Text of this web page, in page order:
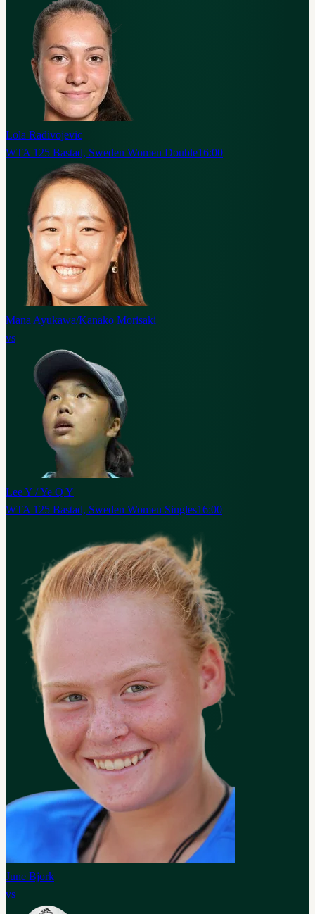
Lola Radivojevic
WTA 125 Bastad, Sweden Women Double16:00
Mana Ayukawa/Kanako Morisaki
vs
Lee Y / Ye Q Y
WTA 125 Bastad, Sweden Women Singles16:00
June Bjork
vs